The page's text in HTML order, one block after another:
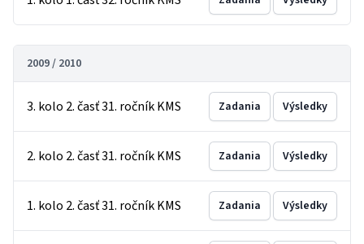
2009 / 2010
3. kolo 2. časť 31. ročník KMS Zadania Výsledky
2. kolo 2. časť 31. ročník KMS Zadania Výsledky
1. kolo 2. časť 31. ročník KMS Zadania Výsledky